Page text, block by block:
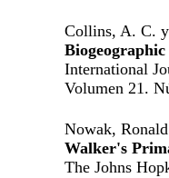
Collins, A. C.
International
Volumen 21.
Nowak,
Walker's
The Johns